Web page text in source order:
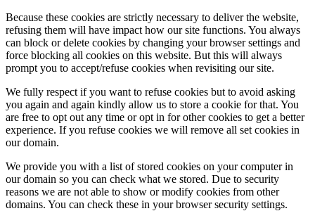
Because these cookies are strictly necessary to deliver the website,
refusing them will have impact how our site functions. You always
can block or delete cookies by changing your browser settings and
force blocking all cookies on this website. But this will always
prompt you to accept/refuse cookies when revisiting our site.
We fully respect if you want to refuse cookies but to avoid asking
you again and again kindly allow us to store a cookie for that. You
are free to opt out any time or opt in for other cookies to get a better
experience. If you refuse cookies we will remove all set cookies in
our domain.
We provide you with a list of stored cookies on your computer in
our domain so you can check what we stored. Due to security
reasons we are not able to show or modify cookies from other
domains. You can check these in your browser security settings.